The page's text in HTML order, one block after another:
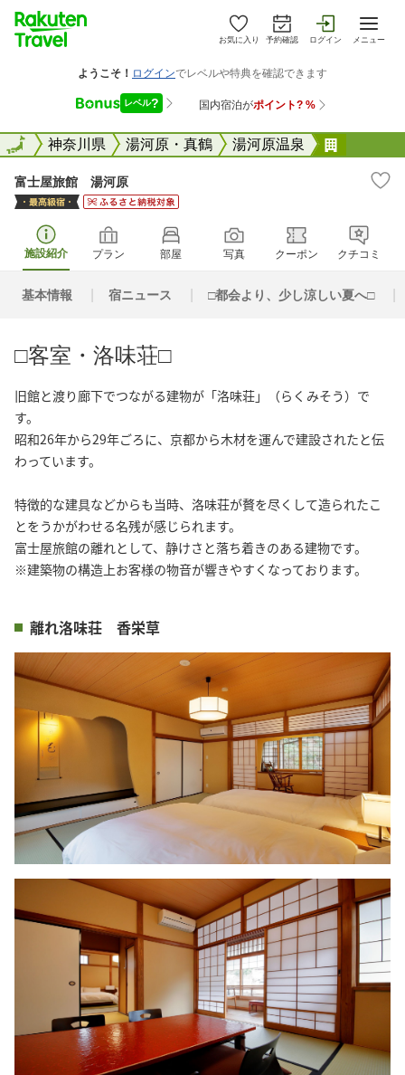
お気に入り 予約確認 ログイン メニュー
全国神奈川県 湯河原・真鶴 湯河原温泉
全国
富士屋旅館 湯河原
施設紹介 プラン 部屋 写真 クーポン クチコミ
基本情報 宿ニュース □都会より、少し涼しい夏へ□
□客室・洛味荘□
旧館と渡り廊下でつながる建物が「洛味荘」（らくみそう）で
す。
昭和26年から29年ごろに、京都から木材を運んで建設されたと伝
わっています。
特徴的な建具などからも当時、洛味荘が贅を尽くして造られたこ
とをうかがわせる名残が感じられます。
富士屋旅館の離れとして、静けさと落ち着きのある建物です。
※建築物の構造上お客様の物音が響きやすくなっております。
離れ洛味荘 香栄草